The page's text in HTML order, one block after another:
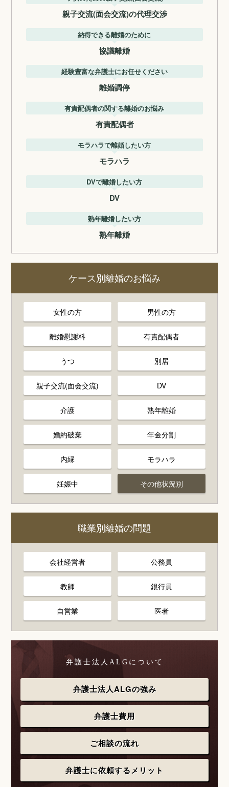
親子交流(面会交流)の代理交渉
納得できる離婚のために
協議離婚
経験豊富な弁護士にお任せください
離婚調停
有責配偶者の関する離婚のお悩み
有責配偶者
モラハラで離婚したい方
モラハラ
DVで離婚したい方
DV
熟年離婚したい方
熟年離婚
ケース別離婚のお悩み
女性の方 男性の方
離婚慰謝料 有責配偶者
うつ 別居
親子交流(面会交流) DV
介護 熟年離婚
婚約破棄 年金分割
内縁 モラハラ
妊娠中 その他状況別
職業別離婚の問題
会社経営者 公務員
教師 銀行員
自営業 医者
弁護士法人ALGについて
弁護士法人ALGの強み
弁護士費用
ご相談の流れ
弁護士に依頼するメリット